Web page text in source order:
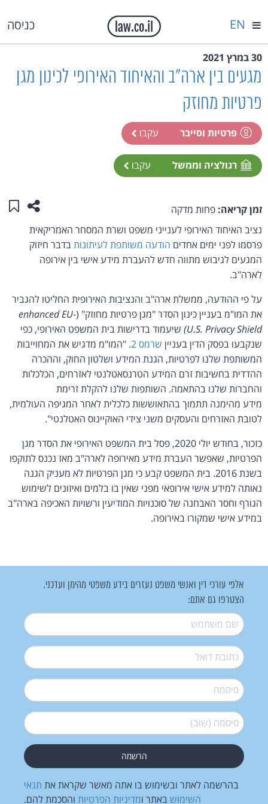
כניסה EN
30 במרץ 2021
מגעים בין ארה"ב והאיחוד האירופי לכינון מגן
פרטיות מחוזק
פרטיות וסייבר עקבו
רגולציה וממשל עקבו
זמן קריאה: פחות מדקה שתפו
נציב האיחוד האירופי לענייני משפט ושרת המסחר האמריקאית
פרסמו לפני ימים אחדים הודעה משותפת לעיתונותבדבר חיזוק
המגעים לגיבוש מתווה חדש להעברת מידע אישי בין אירופה
לארה"ב.
על פי ההודעה, ממשלת ארה"ב והנציבות האירופית החליטו להגביר
את המו"מ בעניין כינון הסדר "מגן פרטיות מחוזק" (enhanced EU-
U.S. Privacy Shield) שיעמוד בדרישות בית המשפט האירופי, כפי
שנקבעו בפסק הדין בעניין שרמס 2
. "המו"מ מדגיש את המחוייבות
המשותפת שלנו לפרטיות, הגנת המידע ושלטון החוק, וההכרה
ההדדית בחשיבות זרם המידע הטרנסאטלנטי לאזרחים, הכלכלות
והחברות שלנו בהתאמה. השותפות שלנו להקלת זרימת
מידע מהימנה תתמוך בהתאוששות כלכלית לאחר המגיפה העולמית,
לטובת האזרחים והעסקים משני צידי האוקיינוס האטלנטי".
כזכור, בחודש יולי 2020, פסל בית המשפט האירופי את הסדר מגן
הפרטיות, שאפשר העברת מידע מאירופה לארה"ב מאז נכנס לתוקפו
בשנת 2016. בית המשפט קבע כי מגן הפרטיות לא מעניק הגנה
נאותה למידע אישי אירופאי מפני שאין בו בלמים ואיזונים לשימוש
הגורף וחסר האבחנה של סוכנויות המודיעין ורשויות האכיפה בארה"ב
במידע אישי שמקורו באירופה.
אלפי עורכי דין ואנשי משפט נעזרים בידע משפטי מהימן ועדכני.
הצטרפו גם אתם:
שם משתמש*
דואל*
סיסמה*
סיסמה (שוב)*
בהרשמה לאתר ובשימוש בו אתה מאשר שקראת את תנאי
השימוש באתר ומדיניות הפרטיות והסכמת להם.